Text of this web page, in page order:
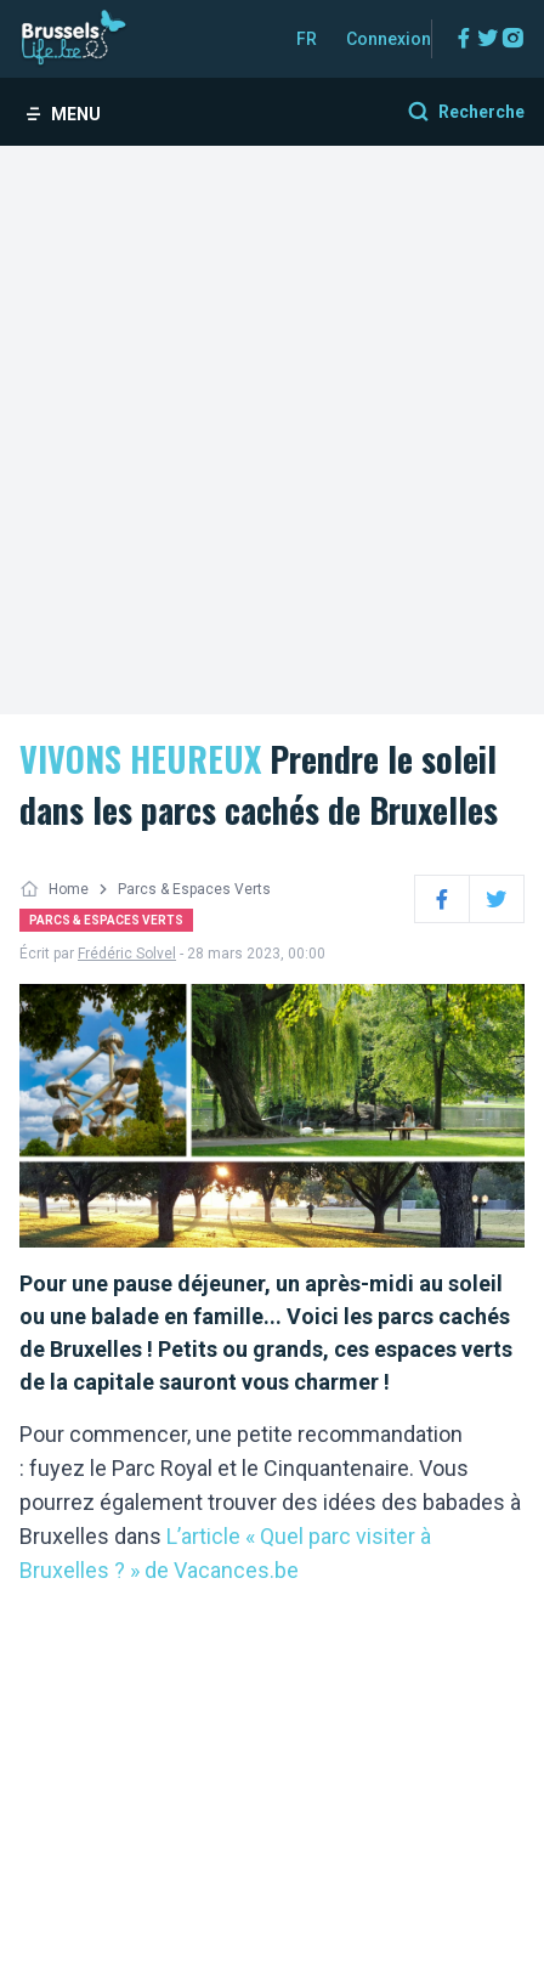
FR Connexion
MENU Recherche
VIVONS HEUREUX Prendre le soleil
dans les parcs cachés de Bruxelles
Home Parcs & Espaces Verts
PARCS & ESPACES VERTS FacebookTwitter
Écrit par Frédéric Solvel - 28 mars 2023, 00:00
Pour une pause déjeuner, un après-midi au soleil
ou une balade en famille... Voici les parcs cachés
de Bruxelles ! Petits ou grands, ces espaces verts
de la capitale sauront vous charmer !
Pour commencer, une petite recommandation
: fuyez le Parc Royal et le Cinquantenaire. Vous
pourrez également trouver des idées des babades à
Bruxelles dans L’article « Quel parc visiter à
Bruxelles ? » de Vacances.be